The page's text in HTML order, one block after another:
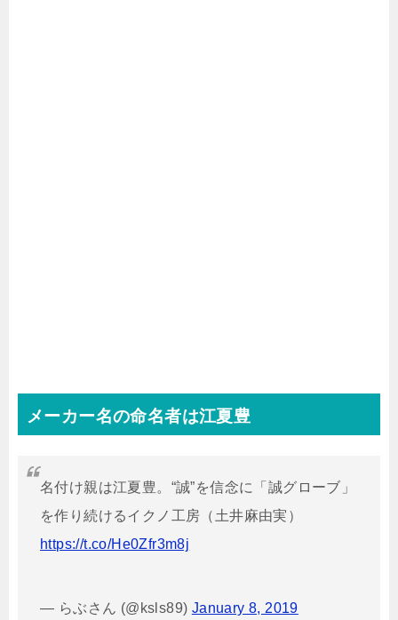
メーカー名の命名者は江夏豊
名付け親は江夏豊。“誠”を信念に「誠グローブ」
を作り続けるイクノ工房（土井麻由実）
https://t.co/He0Zfr3m8j
— らぶさん (@ksls89) January 8, 2019